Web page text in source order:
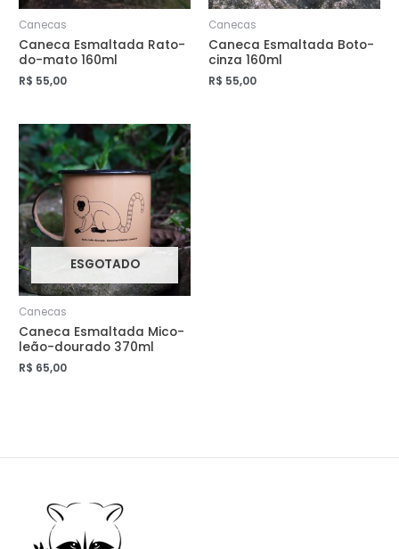
Canecas
Caneca Esmaltada Rato-
do-mato 160ml
R$ 55,00
Canecas
Caneca Esmaltada Boto-
cinza 160ml
R$ 55,00
ESGOTADO
Canecas
Caneca Esmaltada Mico-
leão-dourado 370ml
R$ 65,00